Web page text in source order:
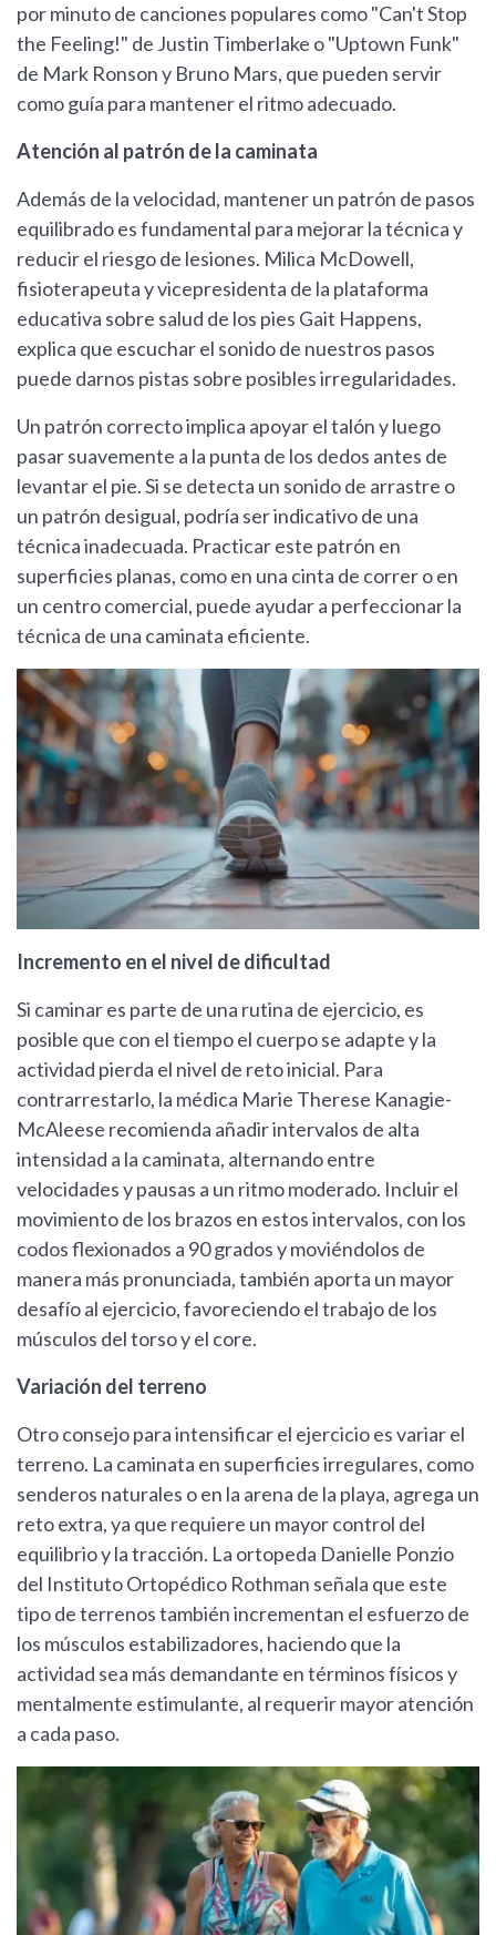
por minuto de canciones populares como "Can't Stop
the Feeling!" de Justin Timberlake o "Uptown Funk"
de Mark Ronson y Bruno Mars, que pueden servir
como guía para mantener el ritmo adecuado.
Atención al patrón de la caminata
Además de la velocidad, mantener un patrón de pasos
equilibrado es fundamental para mejorar la técnica y
reducir el riesgo de lesiones. Milica McDowell,
fisioterapeuta y vicepresidenta de la plataforma
educativa sobre salud de los pies Gait Happens,
explica que escuchar el sonido de nuestros pasos
puede darnos pistas sobre posibles irregularidades.
Un patrón correcto implica apoyar el talón y luego
pasar suavemente a la punta de los dedos antes de
levantar el pie. Si se detecta un sonido de arrastre o
un patrón desigual, podría ser indicativo de una
técnica inadecuada. Practicar este patrón en
superficies planas, como en una cinta de correr o en
un centro comercial, puede ayudar a perfeccionar la
técnica de una caminata eficiente.
Incremento en el nivel de dificultad
Si caminar es parte de una rutina de ejercicio, es
posible que con el tiempo el cuerpo se adapte y la
actividad pierda el nivel de reto inicial. Para
contrarrestarlo, la médica Marie Therese Kanagie-
McAleese recomienda añadir intervalos de alta
intensidad a la caminata, alternando entre
velocidades y pausas a un ritmo moderado. Incluir el
movimiento de los brazos en estos intervalos, con los
codos flexionados a 90 grados y moviéndolos de
manera más pronunciada, también aporta un mayor
desafío al ejercicio, favoreciendo el trabajo de los
músculos del torso y el core.
Variación del terreno
Otro consejo para intensificar el ejercicio es variar el
terreno. La caminata en superficies irregulares, como
senderos naturales o en la arena de la playa, agrega un
reto extra, ya que requiere un mayor control del
equilibrio y la tracción. La ortopeda Danielle Ponzio
del Instituto Ortopédico Rothman señala que este
tipo de terrenos también incrementan el esfuerzo de
los músculos estabilizadores, haciendo que la
actividad sea más demandante en términos físicos y
mentalmente estimulante, al requerir mayor atención
a cada paso.